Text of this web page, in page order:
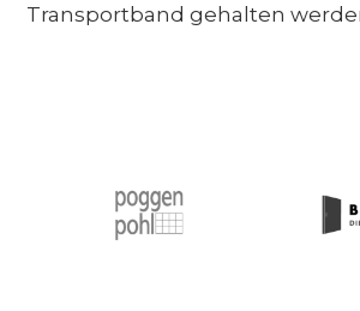
Transportband gehalten